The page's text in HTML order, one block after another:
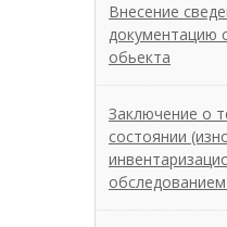
Внесение
документацию
обьекта
Заключение о
состоянии